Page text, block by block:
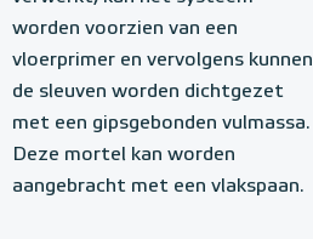
worden voorzien van een
vloerprimer en vervolgens kunnen
de sleuven worden dichtgezet
met een gipsgebonden vulmassa.
Deze mortel kan worden
aangebracht met een vlakspaan.